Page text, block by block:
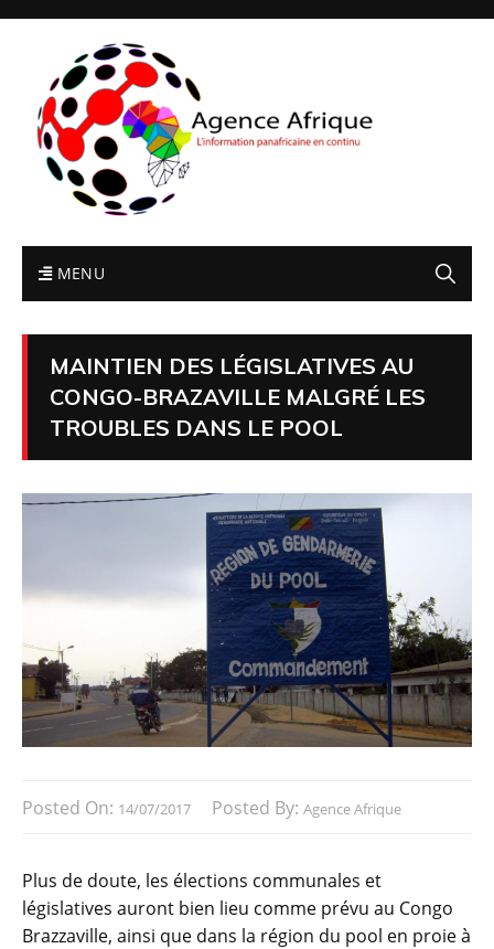
MENU
MAINTIEN DES LÉGISLATIVES AU
CONGO-BRAZAVILLE MALGRÉ LES
TROUBLES DANS LE POOL
Posted On: 14/07/2017 Posted By: Agence Afrique
Plus de doute, les élections communales et
législatives auront bien lieu comme prévu au Congo
Brazzaville, ainsi que dans la région du pool en proie à